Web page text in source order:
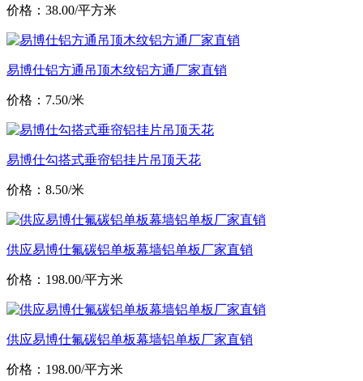
价格：38.00/平方米
易博仕铝方通吊顶木纹铝方通厂家直销
价格：7.50/米
易博仕勾搭式垂帘铝挂片吊顶天花
价格：8.50/米
供应易博仕氟碳铝单板幕墙铝单板厂家直销
价格：198.00/平方米
供应易博仕氟碳铝单板幕墙铝单板厂家直销
价格：198.00/平方米